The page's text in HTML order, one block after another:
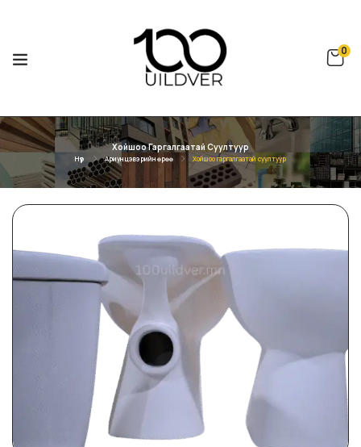
0
Хойшоо Гаргалгаатай Суултуур
Нүүр Ариун цэвэрийн өрөө Хойшоо гаргалгаатай суултуур